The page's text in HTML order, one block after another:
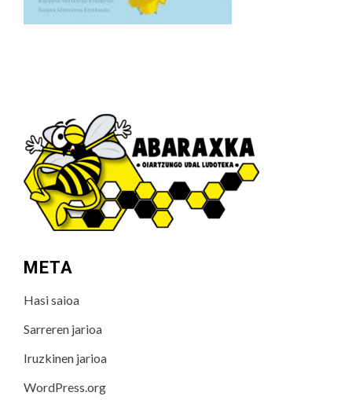
META
Hasi saioa
Sarreren jarioa
Iruzkinen jarioa
WordPress.org